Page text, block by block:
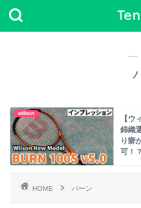
―
wilson
【ウ
錦織
り癖
可！
HOME バーン